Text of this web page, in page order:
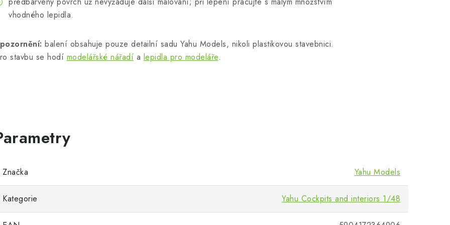
vhodného lepidla.
balení obsahuje pouze detailní sadu Yahu Models, nikoli plastikovou stavebnici.
stavbu se hodí modelářské nářadí a lepidla pro modeláře.
Značka Yahu Models
Kategorie Yahu Cockpits and interiors 1/48